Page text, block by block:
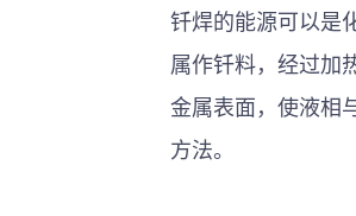
钎焊的能源可以是
属作钎料，经过加
金属表面，使液相
方法。